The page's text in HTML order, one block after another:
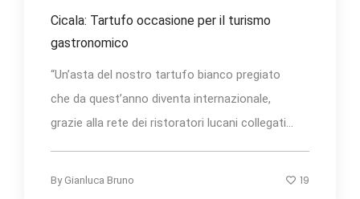
Cicala: Tartufo occasione per il turismo
gastronomico
“Un’asta del nostro tartufo bianco pregiato
che da quest’anno diventa internazionale,
grazie alla rete dei ristoratori lucani collegati...
By Gianluca Bruno 19